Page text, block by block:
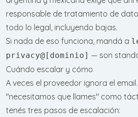
responsable de tratamiento de
todo lo legal, incluyendo bajas.
Si nada de eso funciona, mandá a
privacy@[dominio] — son
Cuándo escalar y cómo
A veces el proveedor ignora el
"necesitamos que llames" como
tenés tres pasos de escalación: